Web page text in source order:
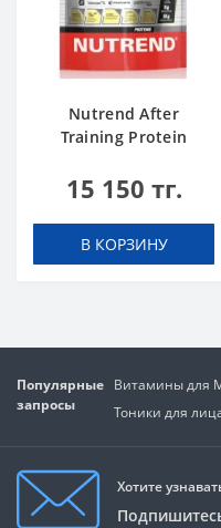
Nutrend After
Training Protein
15 150 тг.
В КОРЗИНУ
Популярные
запросы
Витамины для
Тоники для
Хотите